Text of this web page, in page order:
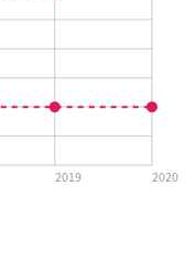
2019 2020